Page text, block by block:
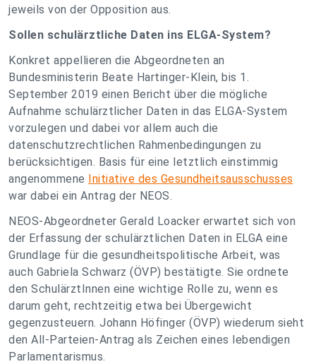
jeweils von der Opposition aus.
Sollen schulärztliche Daten ins ELGA-System?
Konkret appellieren die Abgeordneten an
Bundesministerin Beate Hartinger-Klein, bis 1.
September 2019 einen Bericht über die mögliche
Aufnahme schulärztlicher Daten in das ELGA-System
vorzulegen und dabei vor allem auch die
datenschutzrechtlichen Rahmenbedingungen zu
berücksichtigen. Basis für eine letztlich einstimmig
angenommene Initiative des Gesundheitsausschusses
war dabei ein Antrag der NEOS.
NEOS-Abgeordneter Gerald Loacker erwartet sich von
der Erfassung der schulärztlichen Daten in ELGA eine
Grundlage für die gesundheitspolitische Arbeit, was
auch Gabriela Schwarz (ÖVP) bestätigte. Sie ordnete
den SchulärztInnen eine wichtige Rolle zu, wenn es
darum geht, rechtzeitig etwa bei Übergewicht
gegenzusteuern. Johann Höfinger (ÖVP) wiederum sieht
den All-Parteien-Antrag als Zeichen eines lebendigen
Parlamentarismus.